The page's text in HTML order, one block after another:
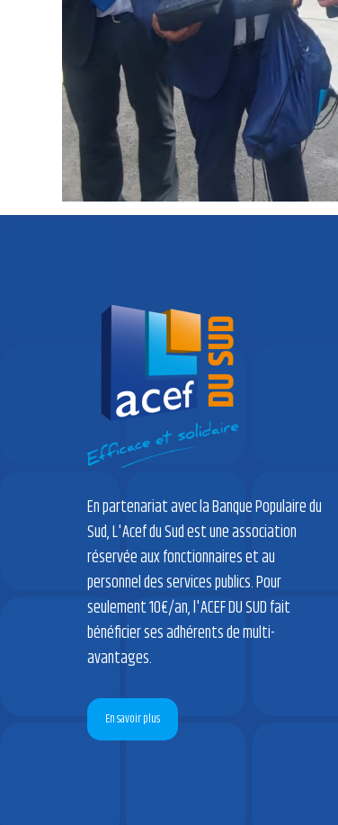
En partenariat avec la Banque Populaire du
Sud, L'Acef du Sud est une association
réservée aux fonctionnaires et au
personnel des services publics. Pour
seulement 10€/an, l'ACEF DU SUD fait
bénéficier ses adhérents de multi-
avantages.
En savoir plus